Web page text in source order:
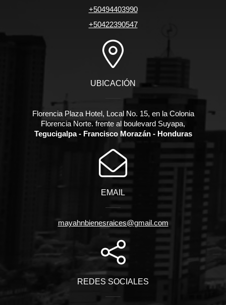
+50494403990
+50422390547
UBICACIÓN
Florencia Plaza Hotel, Local No. 15, en la Colonia
Florencia Norte. frente al boulevard Suyapa,
Tegucigalpa - Francisco Morazán - Honduras
EMAIL
mayahnbienesraices@gmail.com
REDES SOCIALES